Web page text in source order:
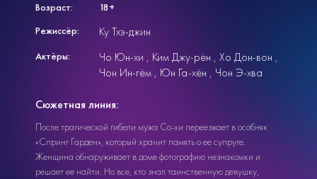
Возраст:
18+
Режиссёр:
Ку Тхэ-джин
Актёры: Чо Юн-хи Ким Джу-рён
Хо Дон-вон
Чон Ин-гём
Юн Га-хён Чон Э-хва
Сюжетная линия:
После трагической гибели мужа Со-хи переезжает в особняк
«Спринг Гарден», который хранит память о ее супруге.
Женщина обнаруживает в доме фотографию незнакомки и
решает ее найти. Но все, кто знал таинственную девушку,